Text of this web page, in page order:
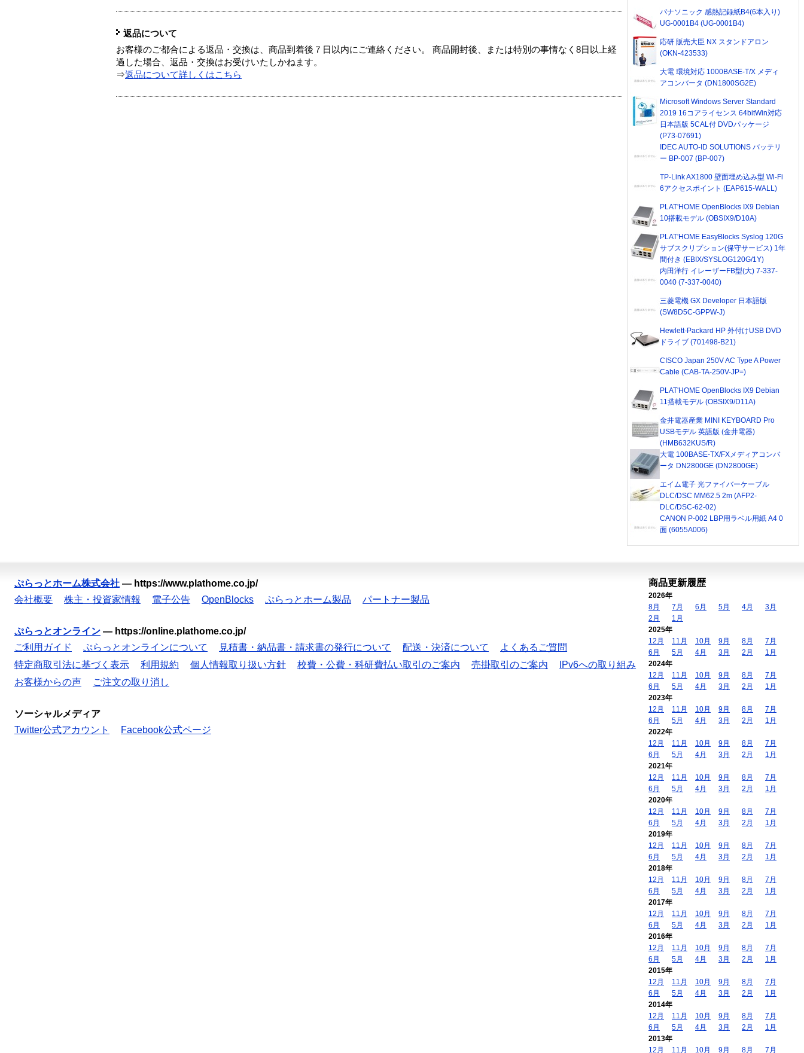
返品について
お客様のご都合による返品・交換は、商品到着後７日以内にご連絡ください。 商品開封後、または特別の事情なく8日以上経
過した場合、返品・交換はお受けいたしかねます。
⇒返品について詳しくはこちら
パナソニック 感熱記録紙B4(6本入り)
UG-0001B4 (UG-0001B4)
応研 販売大臣 NX スタンドアロン
(OKN-423533)
大電 環境対応 1000BASE-T/X メディ
アコンバータ (DN1800SG2E)
Microsoft Windows Server Standard
2019 16コアライセンス 64bitWin対応
日本語版 5CAL付 DVDパッケージ
(P73-07691)
IDEC AUTO-ID SOLUTIONS バッテリ
ー BP-007 (BP-007)
TP-Link AX1800 壁面埋め込み型 Wi-Fi
6アクセスポイント (EAP615-WALL)
PLAT'HOME OpenBlocks IX9 Debian
10搭載モデル (OBSIX9/D10A)
PLAT'HOME EasyBlocks Syslog 120G
サブスクリプション(保守サービス) 1年
間付き (EBIX/SYSLOG120G/1Y)
内田洋行 イレーザーFB型(大) 7-337-
0040 (7-337-0040)
三菱電機 GX Developer 日本語版
(SW8D5C-GPPW-J)
Hewlett-Packard HP 外付けUSB DVD
ドライブ (701498-B21)
CISCO Japan 250V AC Type A Power
Cable (CAB-TA-250V-JP=)
PLAT'HOME OpenBlocks IX9 Debian
11搭載モデル (OBSIX9/D11A)
金井電器産業 MINI KEYBOARD Pro
USBモデル 英語版 (金井電器)
(HMB632KUS/R)
大電 100BASE-TX/FXメディアコンバ
ータ DN2800GE (DN2800GE)
エイム電子 光ファイバーケーブル
DLC/DSC MM62.5 2m (AFP2-
DLC/DSC-62-02)
CANON P-002 LBP用ラベル用紙 A4 0
面 (6055A006)
ぷらっとホーム株式会社 — https://www.plathome.co.jp/
会社概要
株主・投資家情報 電子公告 OpenBlocks ぷらっとホーム製品 パートナー製品
ぷらっとオンライン — https://online.plathome.co.jp/
ご利用ガイド
ぷらっとオンラインについて 見積書・納品書・請求書の発行について 配送・決済について
よくあるご質問
特定商取引法に基づく表示
利用規約 個人情報取り扱い方針 校費・公費・科研費払い取引のご案内 売掛取引のご案内
IPv6への取り組み
お客様からの声
ご注文の取り消し
ソーシャルメディア
Twitter公式アカウント
Facebook公式ページ
商品更新履歴
2026年
8月
7月 6月 5月 4月
3月
2月
1月
2025年
12月
11月 10月 9月 8月
7月
6月
5月 4月 3月 2月
1月
2024年
12月
11月 10月 9月 8月
7月
6月
5月 4月 3月 2月
1月
2023年
12月
11月 10月 9月 8月
7月
6月
5月 4月 3月 2月
1月
2022年
12月
11月 10月 9月 8月
7月
6月
5月 4月 3月 2月
1月
2021年
12月
11月 10月 9月 8月
7月
6月
5月 4月 3月 2月
1月
2020年
12月
11月 10月 9月 8月
7月
6月
5月 4月 3月 2月
1月
2019年
12月
11月 10月 9月 8月
7月
6月
5月 4月 3月 2月
1月
2018年
12月
11月 10月 9月 8月
7月
6月
5月 4月 3月 2月
1月
2017年
12月
11月 10月 9月 8月
7月
6月
5月 4月 3月 2月
1月
2016年
12月
11月 10月 9月 8月
7月
6月
5月 4月 3月 2月
1月
2015年
12月
11月 10月 9月 8月
7月
6月
5月 4月 3月 2月
1月
2014年
12月
11月 10月 9月 8月
7月
6月
5月 4月 3月 2月
1月
2013年
12月
11月 10月 9月 8月 7月